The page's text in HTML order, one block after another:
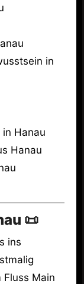
in
Hanau
Hanau
📜
ins
Main